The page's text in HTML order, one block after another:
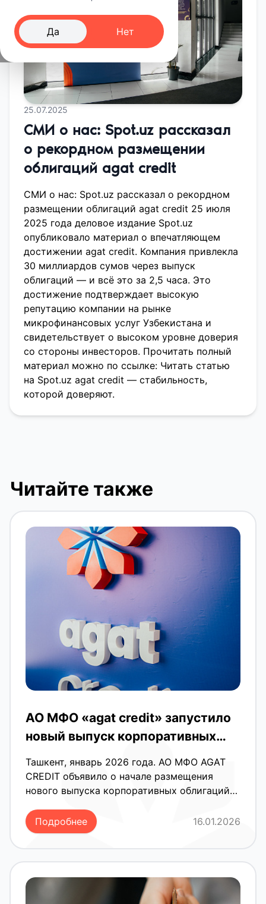
Да Нет
25.07.2025
СМИ о нас: Spot.uz рассказал
о рекордном размещении
облигаций agat credit
СМИ о нас: Spot.uz рассказал о рекордном
размещении облигаций agat credit 25 июля
2025 года деловое издание Spot.uz
опубликовало материал о впечатляющем
достижении agat credit. Компания привлекла
30 миллиардов сумов через выпуск
облигаций — и всё это за 2,5 часа. Это
достижение подтверждает высокую
репутацию компании на рынке
микрофинансовых услуг Узбекистана и
свидетельствует о высоком уровне доверия
со стороны инвесторов. Прочитать полный
материал можно по ссылке: Читать статью
на Spot.uz agat credit — стабильность,
которой доверяют.
Читайте также
АО МФО «agat credit» запустило
новый выпуск корпоративных
облигаций с доходностью до 26%
годовых
Ташкент, январь 2026 года. АО МФО AGAT
CREDIT объявило о начале размещения
нового выпуска корпоративных облигаций
Инвесторам предлагается инструмент с
ежемесячной выплатой дохода 26% годовых
и полной страховой защитой вложенного
капитала. Данный выпуск стал четвёртым по
счёту для компании, что подтверждает
устойчивость бизнеса и высокий уровень
Подробнее 16.01.2026